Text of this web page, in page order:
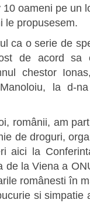
oameni pe un
le propusesem.
ca o serie de
de acord sa
chestor
la d-
românii, am
de droguri,
aici la
de la Viena a
românesti în
si simpatie